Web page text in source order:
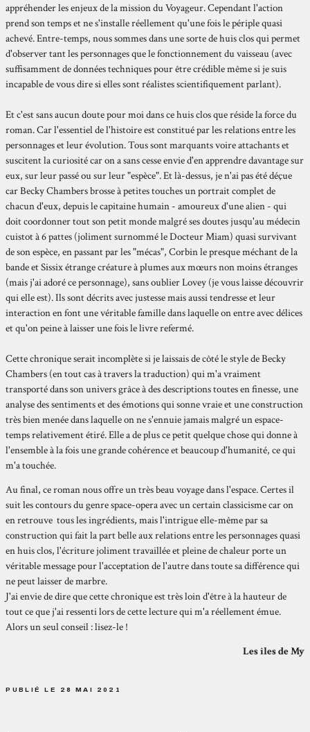
appréhender les enjeux de la mission du Voyageur. Cependant l'action
prend son temps et ne s'installe réellement qu'une fois le périple quasi
achevé. Entre-temps, nous sommes dans une sorte de huis clos qui permet
d'observer tant les personnages que le fonctionnement du vaisseau (avec
suffisamment de données techniques pour être crédible même si je suis
incapable de vous dire si elles sont réalistes scientifiquement parlant).
Et c'est sans aucun doute pour moi dans ce huis clos que réside la force du
roman. Car l'essentiel de l'histoire est constitué par les relations entre les
personnages et leur évolution. Tous sont marquants voire attachants et
suscitent la curiosité car on a sans cesse envie d'en apprendre davantage sur
eux, sur leur passé ou sur leur "espèce". Et là-dessus, je n'ai pas été déçue
car Becky Chambers brosse à petites touches un portrait complet de
chacun d'eux, depuis le capitaine humain - amoureux d'une alien - qui
doit coordonner tout son petit monde malgré ses doutes jusqu'au médecin
cuistot à 6 pattes (joliment surnommé le Docteur Miam) quasi survivant
de son espèce, en passant par les "mécas", Corbin le presque méchant de la
bande et Sissix étrange créature à plumes aux mœurs non moins étranges
(mais j'ai adoré ce personnage), sans oublier Lovey (je vous laisse découvrir
qui elle est). Ils sont décrits avec justesse mais aussi tendresse et leur
interaction en font une véritable famille dans laquelle on entre avec délices
et qu'on peine à laisser une fois le livre refermé.
Cette chronique serait incomplète si je laissais de côté le style de Becky
Chambers (en tout cas à travers la traduction) qui m'a vraiment
transporté dans son univers grâce à des descriptions toutes en finesse, une
analyse des sentiments et des émotions qui sonne vraie et une construction
très bien menée dans laquelle on ne s'ennuie jamais malgré un espace-
temps relativement étiré. Elle a de plus ce petit quelque chose qui donne à
l'ensemble à la fois une grande cohérence et beaucoup d'humanité, ce qui
m'a touchée.
Au final, ce roman nous offre un très beau voyage dans l'espace. Certes il
suit les contours du genre space-opera avec un certain classicisme car on
en retrouve tous les ingrédients, mais l'intrigue elle-même par sa
construction qui fait la part belle aux relations entre les personnages quasi
en huis clos, l'écriture joliment travaillée et pleine de chaleur porte un
véritable message pour l'acceptation de l'autre dans toute sa différence qui
ne peut laisser de marbre.
J'ai envie de dire que cette chronique est très loin d'être à la hauteur de
tout ce que j'ai ressenti lors de cette lecture qui m'a réellement émue.
Alors un seul conseil : lisez-le !
Les îles de My
PUBLIÉ LE 28 MAI 2021